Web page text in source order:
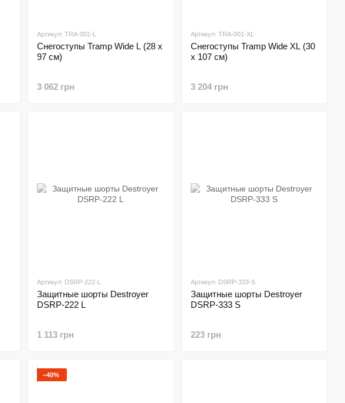
Артикул: TRA-001-L
Cнегоступы Tramp Wide L (28 х
97 см)
3 062 грн
Артикул: TRA-001-XL
Cнегоступы Tramp Wide XL (30
х 107 см)
3 204 грн
Артикул: DSRP-222-L
Защитные шорты Destroyer
DSRP-222 L
1 113 грн
Артикул: DSRP-333-S
Защитные шорты Destroyer
DSRP-333 S
223 грн
−40%